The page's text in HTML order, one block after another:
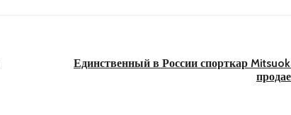
Единственный в России спорткар